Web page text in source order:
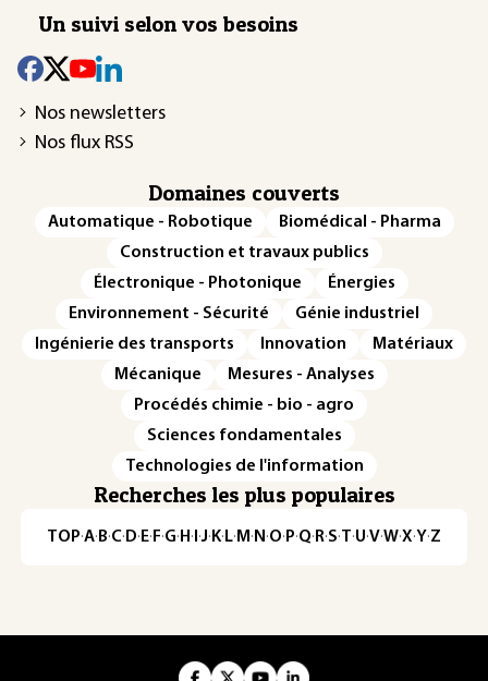
Un suivi selon vos besoins
Nos newsletters
Nos flux RSS
Domaines couverts
Automatique - Robotique
Biomédical - Pharma
Construction et travaux publics
Électronique - Photonique
Énergies
Environnement - Sécurité
Génie industriel
Ingénierie des transports
Innovation
Matériaux
Mécanique
Mesures - Analyses
Procédés chimie - bio - agro
Sciences fondamentales
Technologies de l'information
Recherches les plus populaires
TOP·A·B·C· D· E· F·G· H · ·J· K· L· M · N ·O· P·Q· R·S·T·U·V·W·X·Y·Z